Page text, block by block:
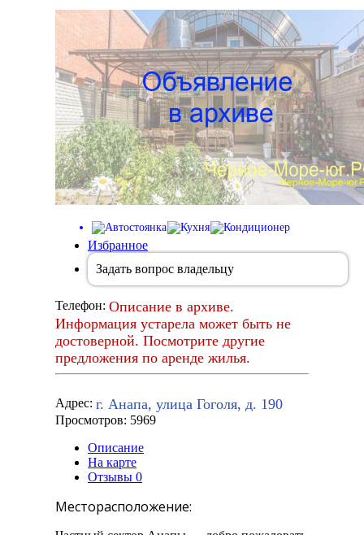
Избранное
Задать вопрос владельцу
Телефон: Описание в архиве.
Информация устарела может быть не
достоверной. Посмотрите другие
предложения по аренде жилья.
Адрес: г. Анапа, улица Гоголя, д. 190
Просмотров: 5969
Описание
На карте
Отзывы 0
Месторасположение: